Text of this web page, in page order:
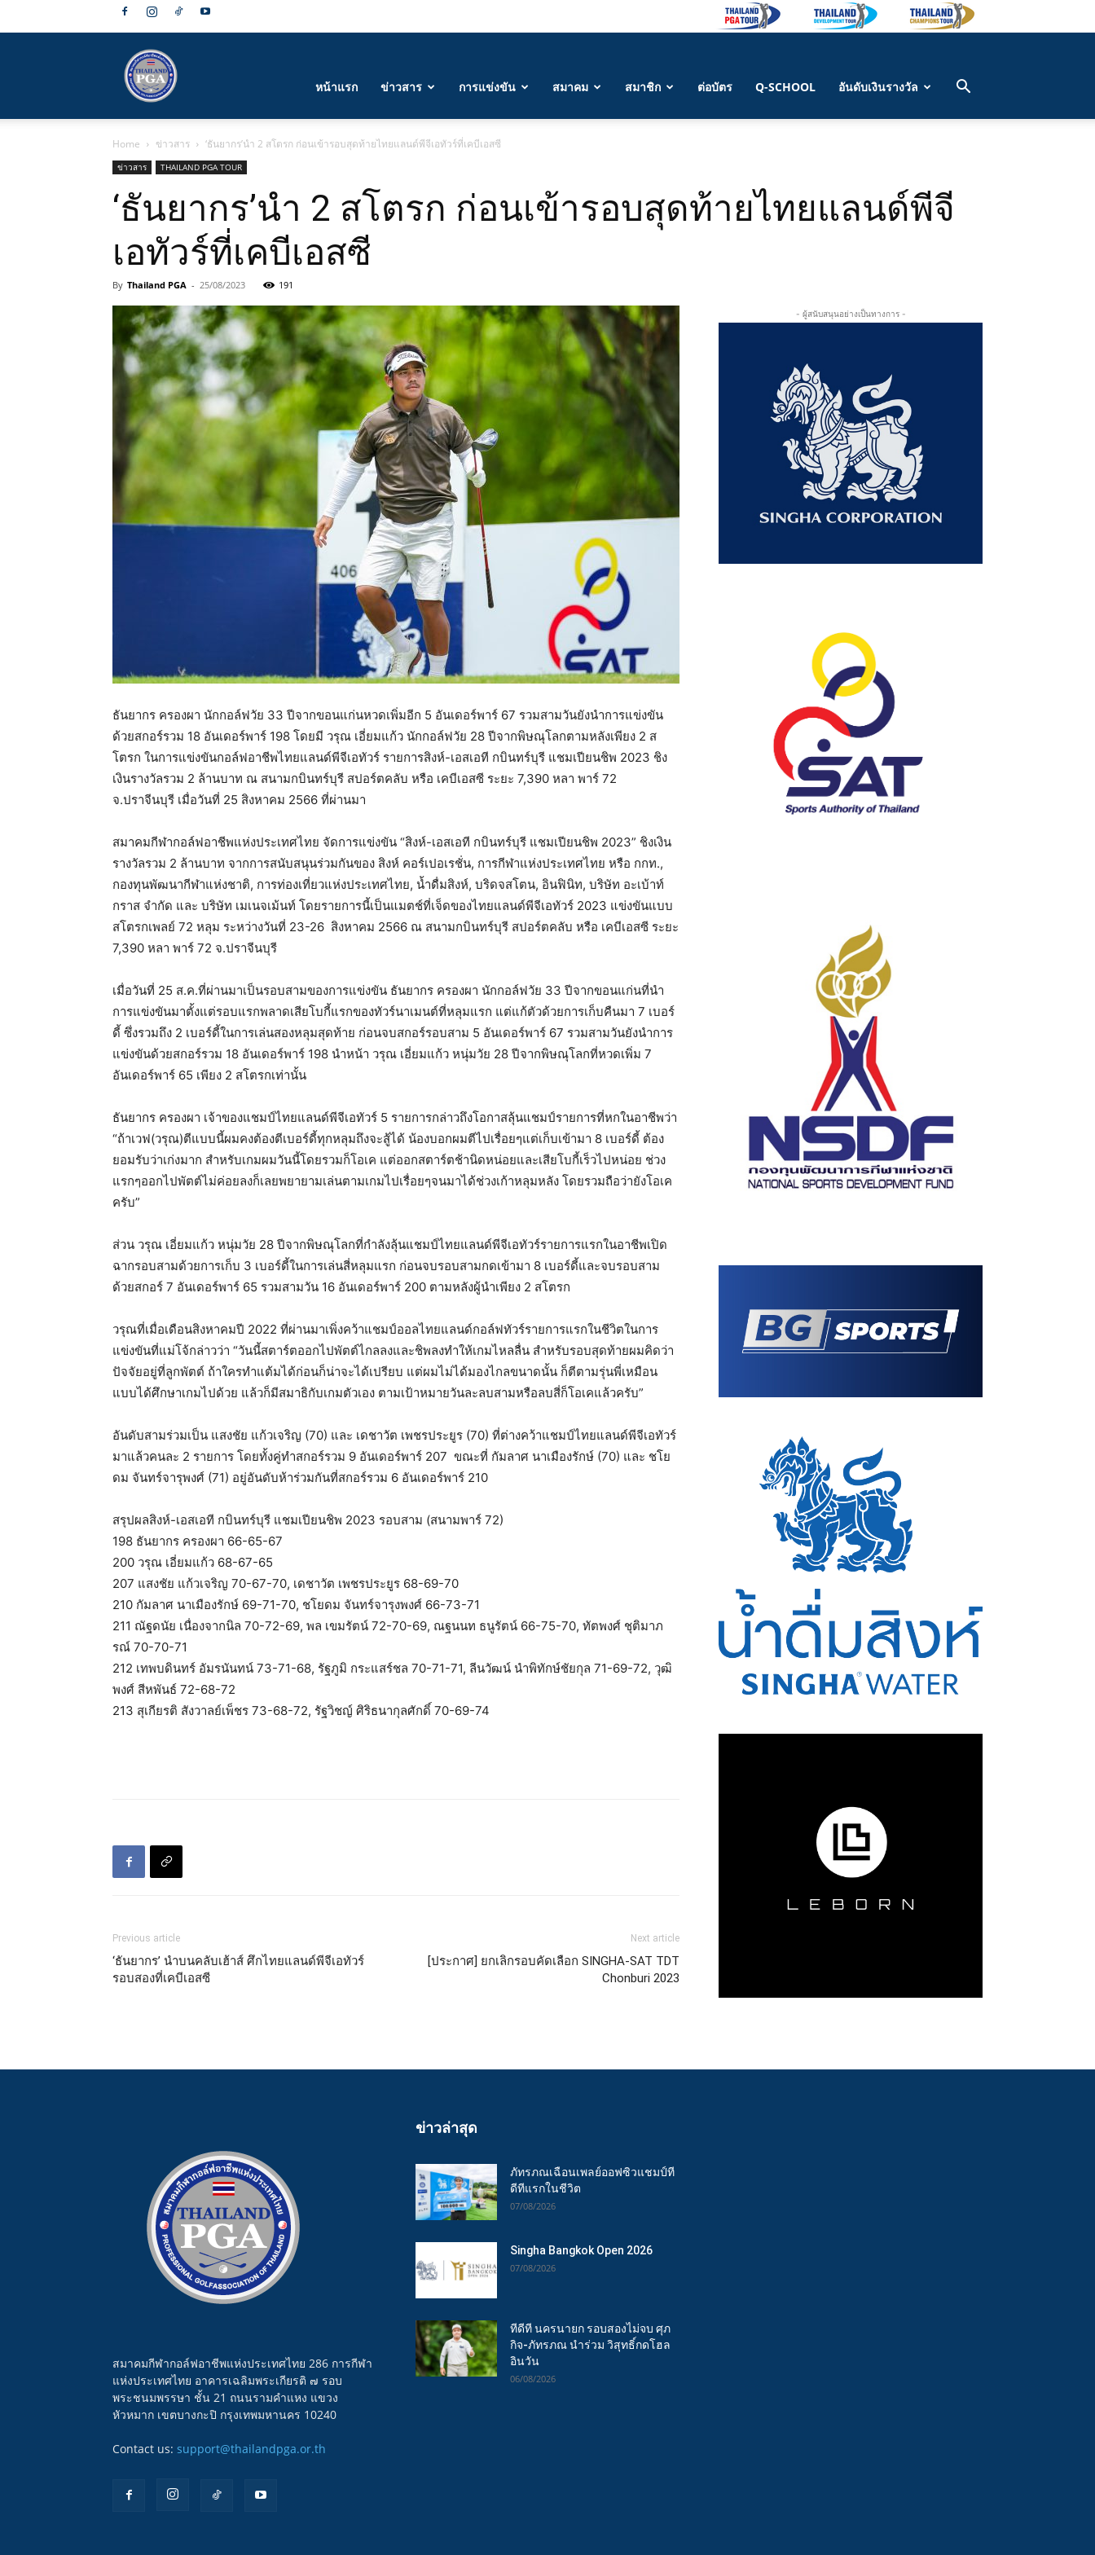
กีฬา
กอล์ฟ
อาชีพ
แห่ง
ประเทศไทย
หน้าแรก ข่าวสาร การแข่งขัน สมาคม สมาชิก ต่อบัตร Q-SCHOOL อันดับเงินรางวัล
Home ข่าวสาร ‘ธันยากร’นำ 2 สโตรก ก่อนเข้ารอบสุดท้ายไทยแลนด์พีจีเอทัวร์ที่เคบีเอสซี
ข่าวสาร THAILAND PGA TOUR
‘ธันยากร’นำ 2 สโตรก ก่อนเข้ารอบสุดท้ายไทยแลนด์พีจี
เอทัวร์ที่เคบีเอสซี
By Thailand PGA - 25/08/2023 191
ธันยากร ครองผา นักกอล์ฟวัย 33 ปีจากขอนแก่นหวดเพิ่มอีก 5 อันเดอร์พาร์ 67 รวมสามวันยังนำการแข่งขัน
ด้วยสกอร์รวม 18 อันเดอร์พาร์ 198 โดยมี วรุณ เอี่ยมแก้ว นักกอล์ฟวัย 28 ปีจากพิษณุโลกตามหลังเพียง 2 ส
โตรก ในการแข่งขันกอล์ฟอาชีพไทยแลนด์พีจีเอทัวร์ รายการสิงห์-เอสเอที กบินทร์บุรี แชมเปียนชิพ 2023 ชิง
เงินรางวัลรวม 2 ล้านบาท ณ สนามกบินทร์บุรี สปอร์ตคลับ หรือ เคบีเอสซี ระยะ 7,390 หลา พาร์ 72
จ.ปราจีนบุรี เมื่อวันที่ 25 สิงหาคม 2566 ที่ผ่านมา
สมาคมกีฬากอล์ฟอาชีพแห่งประเทศไทย จัดการแข่งขัน “สิงห์-เอสเอที กบินทร์บุรี แชมเปียนชิพ 2023” ชิงเงิน
รางวัลรวม 2 ล้านบาท จากการสนับสนุนร่วมกันของ สิงห์ คอร์เปอเรชั่น, การกีฬาแห่งประเทศไทย หรือ กกท.,
กองทุนพัฒนากีฬาแห่งชาติ, การท่องเที่ยวแห่งประเทศไทย, น้ำดื่มสิงห์, บริดจสโตน, อินฟินิท, บริษัท อะเบ้าท์
กราส จำกัด และ บริษัท เมเนจเม้นท์ โดยรายการนี้เป็นแมตช์ที่เจ็ดของไทยแลนด์พีจีเอทัวร์ 2023 แข่งขันแบบ
สโตรกเพลย์ 72 หลุม ระหว่างวันที่ 23-26 สิงหาคม 2566 ณ สนามกบินทร์บุรี สปอร์ตคลับ หรือ เคบีเอสซี ระยะ
7,390 หลา พาร์ 72 จ.ปราจีนบุรี
เมื่อวันที่ 25 ส.ค.ที่ผ่านมาเป็นรอบสามของการแข่งขัน ธันยากร ครองผา นักกอล์ฟวัย 33 ปีจากขอนแก่นที่นำ
การแข่งขันมาตั้งแต่รอบแรกพลาดเสียโบกี้แรกของทัวร์นาเมนต์ที่หลุมแรก แต่แก้ตัวด้วยการเก็บคืนมา 7 เบอร์
ดี้ ซึ่งรวมถึง 2 เบอร์ดี้ในการเล่นสองหลุมสุดท้าย ก่อนจบสกอร์รอบสาม 5 อันเดอร์พาร์ 67 รวมสามวันยังนำการ
แข่งขันด้วยสกอร์รวม 18 อันเดอร์พาร์ 198 นำหน้า วรุณ เอี่ยมแก้ว หนุ่มวัย 28 ปีจากพิษณุโลกที่หวดเพิ่ม 7
อันเดอร์พาร์ 65 เพียง 2 สโตรกเท่านั้น
ธันยากร ครองผา เจ้าของแชมป์ไทยแลนด์พีจีเอทัวร์ 5 รายการกล่าวถึงโอกาสลุ้นแชมป์รายการที่หกในอาชีพว่า
“ถ้าเวฟ(วรุณ)ตีแบบนี้ผมคงต้องตีเบอร์ดี้ทุกหลุมถึงจะสู้ได้ น้องบอกผมตีไปเรื่อยๆแต่เก็บเข้ามา 8 เบอร์ดี้ ต้อง
ยอมรับว่าเก่งมาก สำหรับเกมผมวันนี้โดยรวมก็โอเค แต่ออกสตาร์ตช้านิดหน่อยและเสียโบกี้เร็วไปหน่อย ช่วง
แรกๆออกไปพัตต์ไม่ค่อยลงก็เลยพยายามเล่นตามเกมไปเรื่อยๆจนมาได้ช่วงเก้าหลุมหลัง โดยรวมถือว่ายังโอเค
ครับ”
ส่วน วรุณ เอี่ยมแก้ว หนุ่มวัย 28 ปีจากพิษณุโลกที่กำลังลุ้นแชมป์ไทยแลนด์พีจีเอทัวร์รายการแรกในอาชีพเปิด
ฉากรอบสามด้วยการเก็บ 3 เบอร์ดี้ในการเล่นสี่หลุมแรก ก่อนจบรอบสามกดเข้ามา 8 เบอร์ดี้และจบรอบสาม
ด้วยสกอร์ 7 อันเดอร์พาร์ 65 รวมสามวัน 16 อันเดอร์พาร์ 200 ตามหลังผู้นำเพียง 2 สโตรก
วรุณที่เมื่อเดือนสิงหาคมปี 2022 ที่ผ่านมาเพิ่งคว้าแชมป์ออลไทยแลนด์กอล์ฟทัวร์รายการแรกในชีวิตในการ
แข่งขันที่แม่โจ้กล่าวว่า “วันนี้สตาร์ตออกไปพัตต์ไกลลงและชิพลงทำให้เกมไหลลื่น สำหรับรอบสุดท้ายผมคิดว่า
ปัจจัยอยู่ที่ลูกพัตต์ ถ้าใครทำแต้มได้ก่อนก็น่าจะได้เปรียบ แต่ผมไม่ได้มองไกลขนาดนั้น ก็ตีตามรุ่นพี่เหมือน
แบบได้ศึกษาเกมไปด้วย แล้วก็มีสมาธิกับเกมตัวเอง ตามเป้าหมายวันละลบสามหรือลบสี่ก็โอเคแล้วครับ”
อันดับสามร่วมเป็น แสงชัย แก้วเจริญ (70) และ เดชาวัต เพชรประยูร (70) ที่ต่างคว้าแชมป์ไทยแลนด์พีจีเอทัวร์
มาแล้วคนละ 2 รายการ โดยทั้งคู่ทำสกอร์รวม 9 อันเดอร์พาร์ 207 ขณะที่ กัมลาศ นาเมืองรักษ์ (70) และ ชโย
ดม จันทร์จารุพงศ์ (71) อยู่อันดับห้าร่วมกันที่สกอร์รวม 6 อันเดอร์พาร์ 210
สรุปผลสิงห์-เอสเอที กบินทร์บุรี แชมเปียนชิพ 2023 รอบสาม (สนามพาร์ 72)
198 ธันยากร ครองผา 66-65-67
200 วรุณ เอี่ยมแก้ว 68-67-65
207 แสงชัย แก้วเจริญ 70-67-70, เดชาวัต เพชรประยูร 68-69-70
210 กัมลาศ นาเมืองรักษ์ 69-71-70, ชโยดม จันทร์จารุงพงศ์ 66-73-71
211 ณัฐดนัย เนื่องจากนิล 70-72-69, พล เขมรัตน์ 72-70-69, ณฐนนท ธนูรัตน์ 66-75-70, ทัตพงศ์ ชุติมาภ
รณ์ 70-70-71
212 เทพบดินทร์ อัมรนันทน์ 73-71-68, รัฐภูมิ กระแสร์ชล 70-71-71, ลีนวัฒน์ นำพิทักษ์ชัยกุล 71-69-72, วุฒิ
พงศ์ สีหพันธ์ 72-68-72
213 สุเกียรติ สังวาลย์เพ็ชร 73-68-72, รัฐวิชญ์ ศิริธนากุลศักดิ์ 70-69-74
Previous article
‘ธันยากร’ นำบนคลับเฮ้าส์ ศึกไทยแลนด์พีจีเอทัวร์
รอบสองที่เคบีเอสซี
Next article
[ประกาศ] ยกเลิกรอบคัดเลือก SINGHA-SAT TDT
Chonburi 2023
- ผู้สนับสนุนอย่างเป็นทางการ -
สมาคมกีฬากอล์ฟอาชีพแห่งประเทศไทย 286 การกีฬา
แห่งประเทศไทย อาคารเฉลิมพระเกียรติ ๗ รอบ
พระชนมพรรษา ชั้น 21 ถนนรามคำแหง แขวง
หัวหมาก เขตบางกะปิ กรุงเทพมหานคร 10240
Contact us: support@thailandpga.or.th
ข่าวล่าสุด
ภัทรภณเฉือนเพลย์ออฟซิวแชมป์ที
ดีทีแรกในชีวิต
07/08/2026
Singha Bangkok Open 2026
07/08/2026
ทีดีที นครนายก รอบสองไม่จบ ศุภ
กิจ-ภัทรภณ นำร่วม วิสุทธิ์กดโฮล
อินวัน
06/08/2026